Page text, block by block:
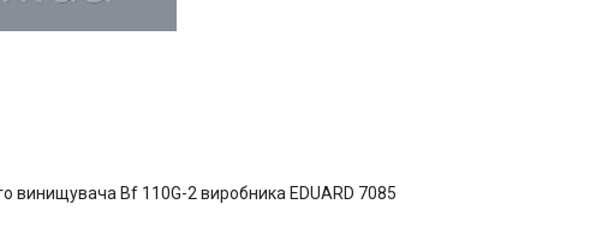
винищувача Bf 110G-2 виробника EDUARD 7085